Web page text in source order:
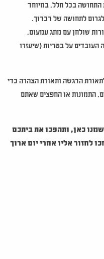
התחושה בכל חלל, במיוחד
לתחושה של דכדוך.
שולחן עם מתג עמעום,
העובדים על בטריות (שיעזרו
הדגשה ותאורת הצהרה כדי
התמונות או החפצים שאתם
כאן, ותהפכו את ביתכם
לחזור אליו אחרי יום ארוך